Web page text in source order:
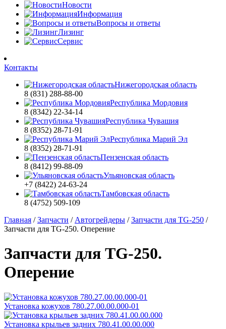
Новости
Информация
Вопросы и ответы
Лизинг
Сервис
Контакты
Нижегородская область
8 (831) 288-88-00
Республика Мордовия
8 (8342) 22-34-14
Республика Чувашия
8 (8352) 28-71-91
Республика Марий Эл
8 (8352) 28-71-91
Пензенская область
8 (8412) 99-88-09
Ульяновская область
+7 (8422) 24-63-24
Тамбовская область
8 (4752) 509-109
Главная /Запчасти / Автогрейдеры /Запчасти для TG-250 /
Запчасти для TG-250. Оперение
Запчасти для TG-250.
Оперение
Установка кожухов 780.27.00.00.000-01
Установка крыльев задних 780.41.00.00.000